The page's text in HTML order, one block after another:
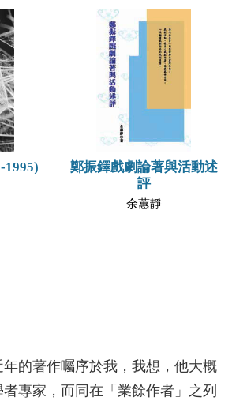
1995)
鄭振鐸戲劇論著與活動述
評
余蕙靜
的著作囑序於我，我想，他大概
專家，而同在「業餘作者」之列